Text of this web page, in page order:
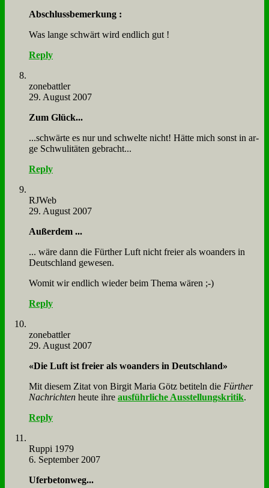
Ab­schluss­be­mer­kung :
Was lan­ge schwärt wird end­lich gut !
Reply
zone­batt­ler
29. August 2007
Zum Glück...
...schwär­te es nur und schwel­te nicht! Hät­te mich sonst in ar­
ge Schwu­li­tä­ten ge­bracht...
Reply
RJ­Web
29. August 2007
Au­ßer­dem ...
... wä­re dann die Für­ther Luft nicht frei­er als wo­an­ders in
Deutsch­land ge­we­sen.
Wo­mit wir end­lich wie­der beim The­ma wä­ren ;-)
Reply
zone­batt­ler
29. August 2007
«Die Luft ist frei­er als wo­an­ders in Deutsch­land»
Mit die­sem Zi­tat von Bir­git Ma­ria Götz be­ti­teln die Für­ther
Nach­rich­ten heu­te ih­re aus­führ­li­che Aus­stel­lungs­kri­tik.
Reply
Rup­pi 1979
6. September 2007
Ufer­be­ton­weg...